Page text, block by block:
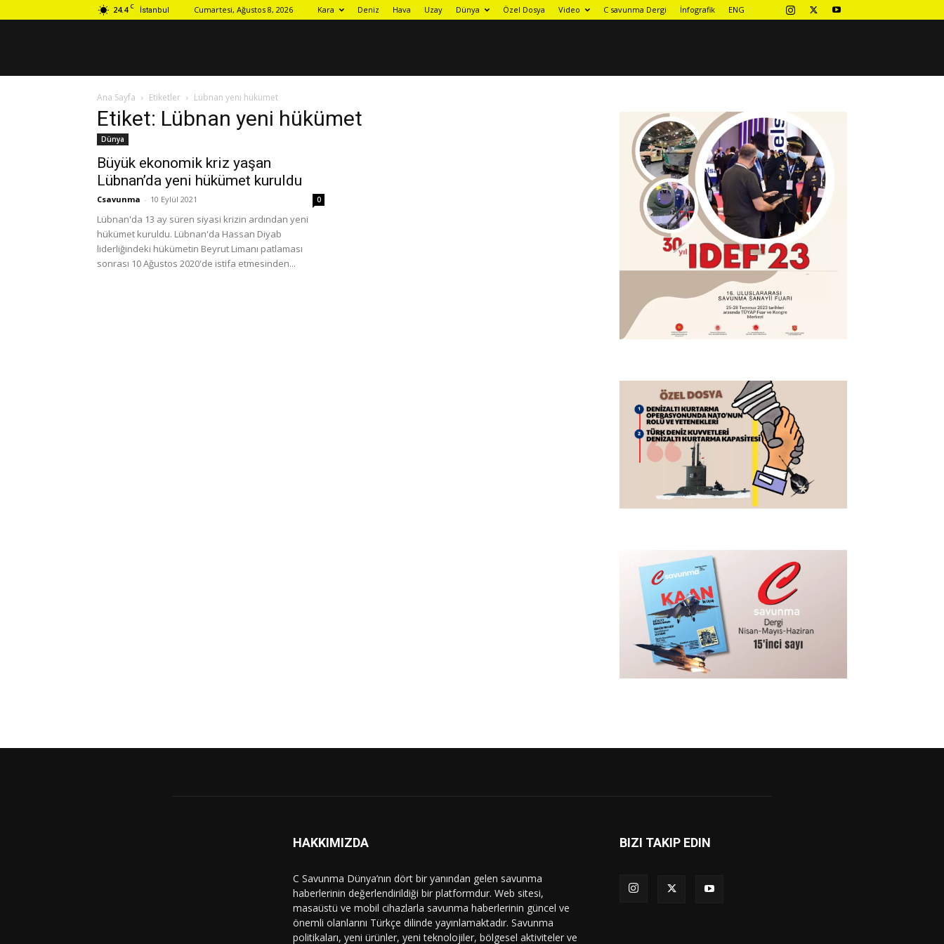
24.4 C İstanbul Cumartesi, Ağustos 8, 2026 Kara Deniz Hava Uzay Dünya Özel Dosya Video C savunma Dergi İnfografik ENG
Ana Sayfa Etiketler Lübnan yeni hükümet
Etiket: Lübnan yeni hükümet
Dünya
Büyük ekonomik kriz yaşan
Lübnan’da yeni hükümet kuruldu
Csavunma - 10 Eylül 2021 0
Lübnan'da 13 ay süren siyasi krizin ardından yeni
hükümet kuruldu. Lübnan'da Hassan Diyab
liderliğindeki hükümetin Beyrut Limanı patlaması
sonrası 10 Ağustos 2020'de istifa etmesinden...
HAKKIMIZDA
C Savunma Dünya’nın dört bir yanından gelen savunma
haberlerinin değerlendirildiği bir platformdur. Web sitesi,
masaüstü ve mobil cihazlarla savunma haberlerinin güncel ve
önemli olanlarını Türkçe dilinde yayınlamaktadır. Savunma
politikaları, yeni ürünler, yeni teknolojiler, bölgesel aktiviteler ve
BIZI TAKIP EDIN